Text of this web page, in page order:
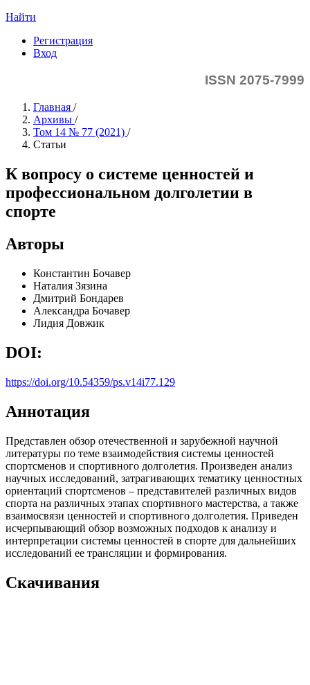
Найти
Регистрация
Вход
ISSN 2075-7999
Главная /
Архивы /
Том 14 № 77 (2021) /
Статьи
К вопросу о системе ценностей и
профессиональном долголетии в
спорте
Авторы
Константин Бочавер
Наталия Зязина
Дмитрий Бондарев
Александра Бочавер
Лидия Довжик
DOI:
https://doi.org/10.54359/ps.v14i77.129
Аннотация
Представлен обзор отечественной и зарубежной научной
литературы по теме взаимодействия системы ценностей
спортсменов и спортивного долголетия. Произведен анализ
научных исследований, затрагивающих тематику ценностных
ориентаций спортсменов – представителей различных видов
спорта на различных этапах спортивного мастерства, а также
взаимосвязи ценностей и спортивного долголетия. Приведен
исчерпывающий обзор возможных подходов к анализу и
интерпретации системы ценностей в спорте для дальнейших
исследований ее трансляции и формирования.
Скачивания